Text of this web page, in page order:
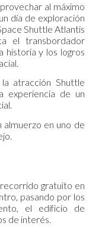
al máximo
día de exploración
Shuttle Atlantis
el transbordador
historia y los logros
atracción Shuttle
experiencia de un
almuerzo en uno de
gratuito en
pasando por los
el edificio de
de interés.